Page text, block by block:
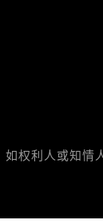
如权利人或知情